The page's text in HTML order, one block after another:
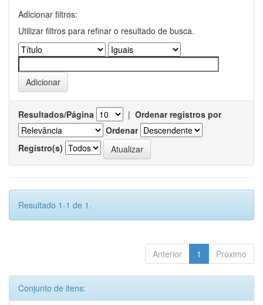
Adicionar filtros:
Utilizar filtros para refinar o resultado de busca.
Resultados/Página | Ordenar registros por
Ordenar
Registro(s)
Resultado 1-1 de 1.
Anterior 1 Próximo
Conjunto de itens: